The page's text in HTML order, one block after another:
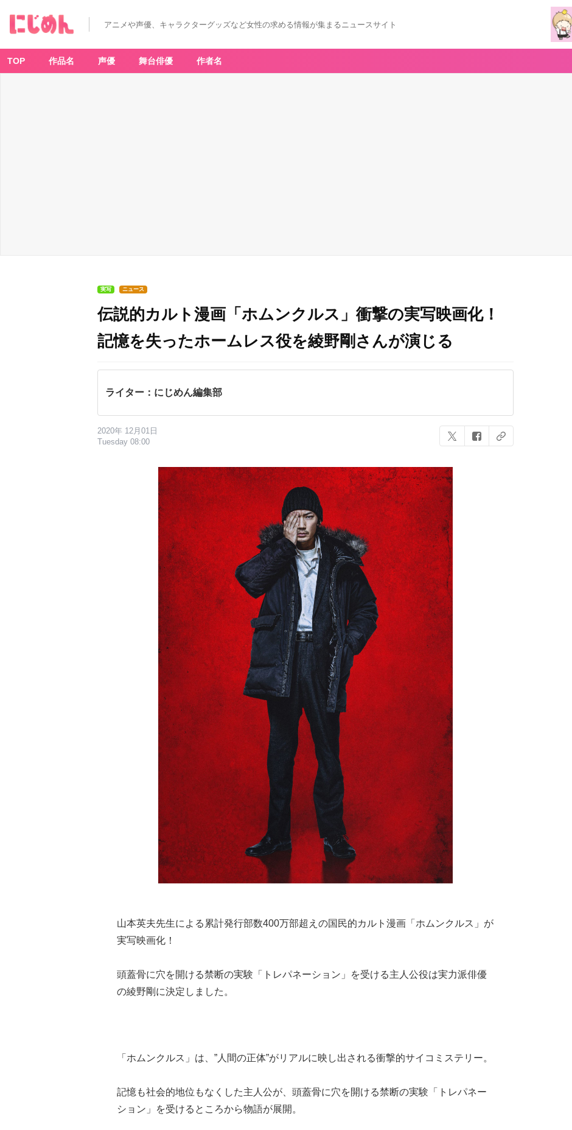
アニメや声優、キャラクターグッズなど女性の求める情報が集まるニュースサイト
TOP 作品名 声優 舞台俳優 作者名
実写 ニュース
伝説的カルト漫画「ホムンクルス」衝撃の実写映画化！
記憶を失ったホームレス役を綾野剛さんが演じる
ライター：にじめん編集部
2020年 12月01日
Tuesday 08:00
山本英夫先生による累計発行部数400万部超えの国民的カルト漫画「ホムンクルス」が
実写映画化！
頭蓋骨に穴を開ける禁断の実験「トレパネーション」を受ける主人公役は実力派俳優
の綾野剛に決定しました。
「ホムンクルス」は、”人間の正体”がリアルに映し出される衝撃的サイコミステリー。
記憶も社会的地位もなくした主人公が、頭蓋骨に穴を開ける禁断の実験「トレパネー
ション」を受けるところから物語が展開。